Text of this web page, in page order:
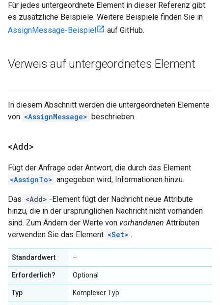
Für jedes untergeordnete Element in dieser Referenz gibt
es zusätzliche Beispiele. Weitere Beispiele finden Sie in
AssignMessage-Beispiel
auf GitHub.
Verweis auf untergeordnetes Element
In diesem Abschnitt werden die untergeordneten Elemente
von <AssignMessage> beschrieben.
<Add>
Fügt der Anfrage oder Antwort, die durch das Element
<AssignTo> angegeben wird, Informationen hinzu.
Das <Add> -Element fügt der Nachricht neue Attribute
hinzu, die in der ursprünglichen Nachricht nicht vorhanden
sind. Zum Ändern der Werte von vorhandenen Attributen
verwenden Sie das Element <Set> .
Standardwert –
Erforderlich? Optional
Typ Komplexer Typ